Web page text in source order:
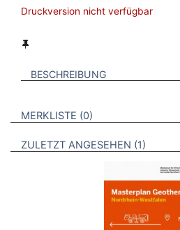
Druckversion nicht verfügbar
BESCHREIBUNG
VERWEISE AUF VERMERKTE-
MERKLISTE 0 BROSCHÜREN
ZULETZT ANGESEHEN 1